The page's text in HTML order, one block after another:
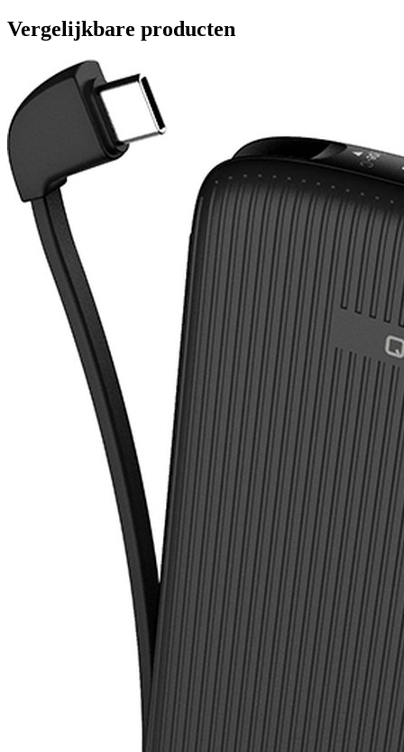
Vergelijkbare producten